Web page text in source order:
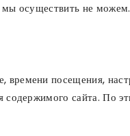
мы осуществить не можем.
посещения,
содержимого сайта. По